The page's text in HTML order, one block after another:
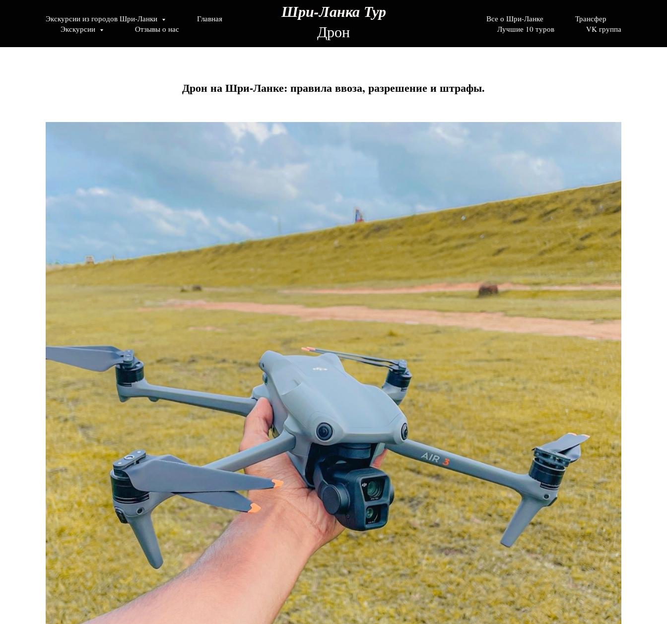
Шри-Ланка Тур
Дрон
Экскурсии из городов Шри-Ланки
Главная
Экскурсии
Отзывы о нас
Все о Шри-Ланке
Трансфер
Лучшие 10 туров
VK группа
Дрон на Шри-Ланке: правила ввоза, разрешение и штрафы.